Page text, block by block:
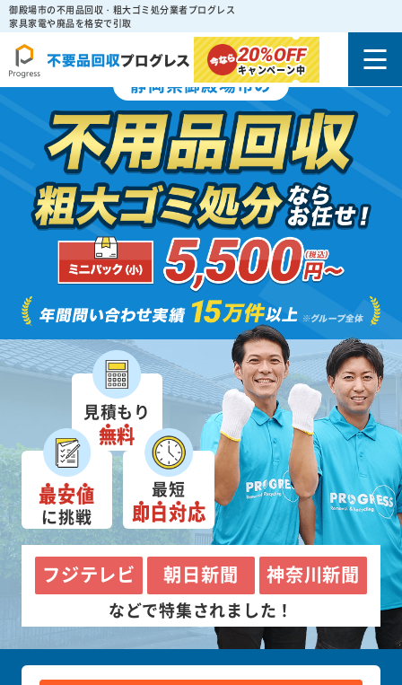
御殿場市の不用品回収・粗大ゴミ処分業者プログレス
家具家電や廃品を格安で引取
20%OFF
キャンペーン中
静岡県御殿場市の
見積もり
無料
最安値
に挑戦
最短
即日対応
フジテレビ 朝日新聞 神奈川新聞
などで特集されました！